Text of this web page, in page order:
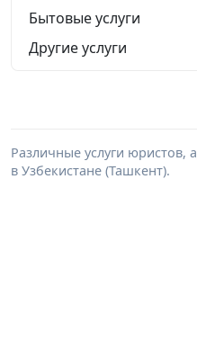
Бытовые услуги
Другие услуги
Различные услуги
в Узбекистане (Ташкент).